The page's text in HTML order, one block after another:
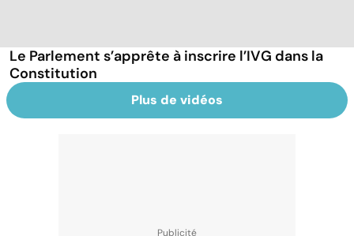
Le Parlement s’apprête à inscrire l’IVG dans la
Constitution
Plus de vidéos